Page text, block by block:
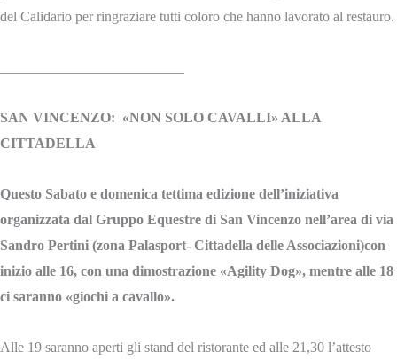
del Calidario per ringraziare tutti coloro che hanno lavorato al restauro.
SAN VINCENZO: «NON SOLO CAVALLI» ALLA
CITTADELLA
Questo Sabato e domenica tettima edizione dell’iniziativa
organizzata dal Gruppo Equestre di San Vincenzo nell’area di via
Sandro Pertini (zona Palasport- Cittadella delle Associazioni)con
inizio alle 16, con una dimostrazione «Agility Dog», mentre alle 18
ci saranno «giochi a cavallo».
Alle 19 saranno aperti gli stand del ristorante ed alle 21,30 l’attesto